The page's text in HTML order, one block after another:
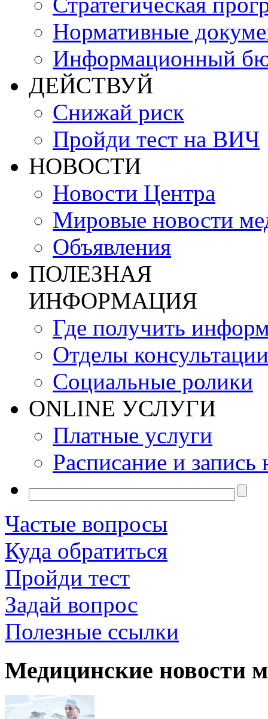
Нормативные
Информационный
ДЕЙСТВУЙ
Снижай риск
Пройди тест на ВИЧ
НОВОСТИ
Новости Центра
Мировые новости
Объявления
ПОЛЕЗНАЯ
ИНФОРМАЦИЯ
Где получить
Отделы консультации
Социальные ролики
ONLINE УСЛУГИ
Платные услуги
Расписание и запись
Частые вопросы
Куда обратиться
Пройди тест
Задай вопрос
Полезные ссылки
Медицинские новости